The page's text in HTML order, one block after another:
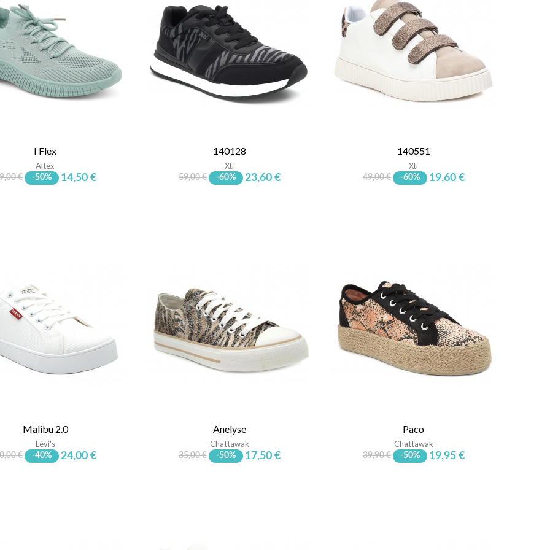
I Flex
Altex
€ -50% 14,50 €
140128
Xti
59,00 € -60% 23,60 €
140551
Xti
49,00 € -60% 19,60 €
Malibu 2.0
Lévi's
€ -40% 24,00 €
Anelyse
Chattawak
35,00 € -50% 17,50 €
Paco
Chattawak
39,90 € -50% 19,95 €